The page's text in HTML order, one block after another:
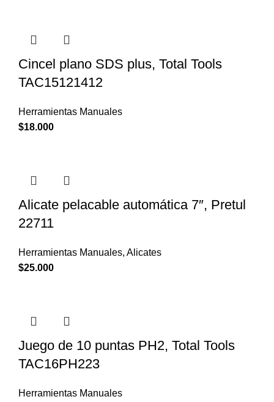
Cincel plano SDS plus, Total Tools
TAC15121412
Herramientas Manuales
$18.000
Alicate pelacable automática 7″, Pretul
22711
Herramientas Manuales, Alicates
$25.000
Juego de 10 puntas PH2, Total Tools
TAC16PH223
Herramientas Manuales